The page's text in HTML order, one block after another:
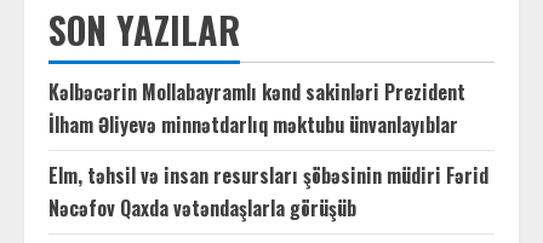
SON YAZILAR
Kəlbəcərin Mollabayramlı kənd sakinləri Prezident
İlham Əliyevə minnətdarlıq məktubu ünvanlayıblar
Elm, təhsil və insan resursları şöbəsinin müdiri Fərid
Nəcəfov Qaxda vətəndaşlarla görüşüb